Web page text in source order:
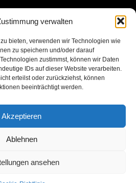
verwalten
bieten, verwenden wir Technologien wie
zu speichern und/oder darauf
zustimmst, können wir Daten
IDs auf dieser Website verarbeiten.
erteilst oder zurückziehst, können
beeinträchtigt werden.
Akzeptieren
Ablehnen
ansehen
Wir sind dein
für Küchengeräte. Unser Ziel ist es,
& objektiven Testsdie beste